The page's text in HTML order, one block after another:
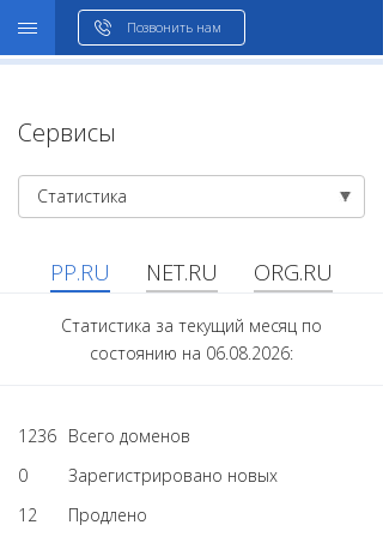
Позвонить нам
Сервисы
Статистика
PP.RU NET.RU ORG.RU
Статистика за текущий месяц по
состоянию на 06.08.2026:
1236 Всего доменов
0
Зарегистрировано новых
12
Продлено